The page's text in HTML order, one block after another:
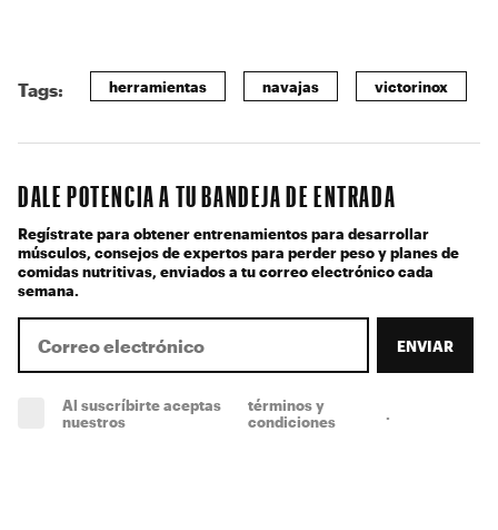
Tags: herramientas navajas victorinox
DALE POTENCIA A TU BANDEJA DE ENTRADA
Regístrate para obtener entrenamientos para desarrollar
músculos, consejos de expertos para perder peso y planes de
comidas nutritivas, enviados a tu correo electrónico cada
semana.
ENVIAR
Al suscríbirte aceptas
nuestros
términos y
condiciones